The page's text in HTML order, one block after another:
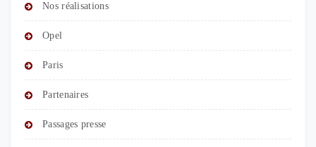
Nos réalisations
Opel
Paris
Partenaires
Passages presse